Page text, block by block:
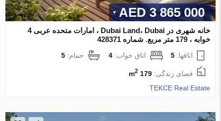
3 865 000 AED
خانه شهری در Dubai Land، Dubai ، امارات متحده عربی 4
خوابه ، 179 متر مربع. شماره 428371
اتاقها:5 اتاق خواب:4 حمام:5
فضای زندگی:179 m
2
TEKCE Real Estate